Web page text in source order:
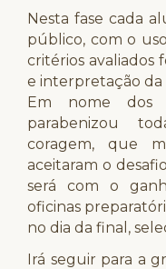
Nesta fase cada
público, com o
critérios avaliados
e interpretação da
Em nome dos
parabenizou
coragem, que
aceitaram o
será com o
oficinas
no dia da final,
Irá seguir para a